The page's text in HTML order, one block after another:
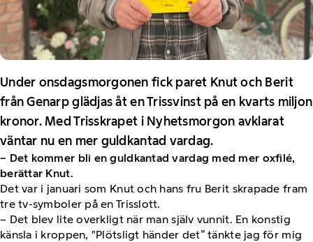
Under onsdagsmorgonen fick paret Knut och Berit
från Genarp glädjas åt en Trissvinst på en kvarts miljon
kronor. Med Trisskrapet i Nyhetsmorgon avklarat
väntar nu en mer guldkantad vardag.
– Det kommer bli en guldkantad vardag med mer oxfilé,
berättar Knut.
Det var i januari som Knut och hans fru Berit skrapade fram
tre tv-symboler på en Trisslott.
– Det blev lite overkligt när man själv vunnit. En konstig
känsla i kroppen, "Plötsligt händer det” tänkte jag för mig